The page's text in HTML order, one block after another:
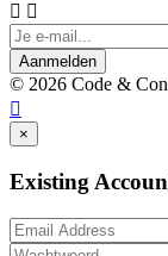
 
Aanmelden
© 2026 Code &

×
Existing